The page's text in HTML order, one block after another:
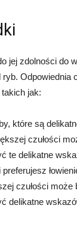
jej zdolności do
Odpowiednia
jak:
które są
czułości
te delikatne
preferujesz
czułości może
delikatne